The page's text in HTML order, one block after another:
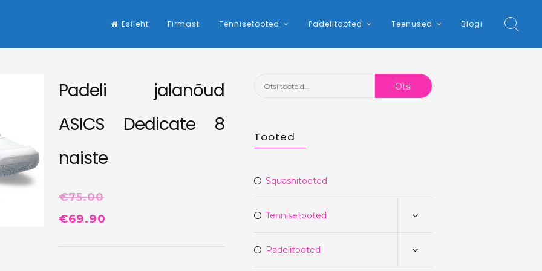
Esileht Firmast Tennisetooted Padelitooted Teenused Blogi
Padeli jalanõud
ASICS Dedicate 8
naiste
€75.00
Algne
€69.90
Otsi: Otsi
Tooted
Squashitooted
Tennisetooted
Padelitooted